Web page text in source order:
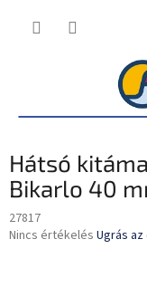
Hátsó
Bikarlo 40
27817
A
Nincs értékelés Ugrás